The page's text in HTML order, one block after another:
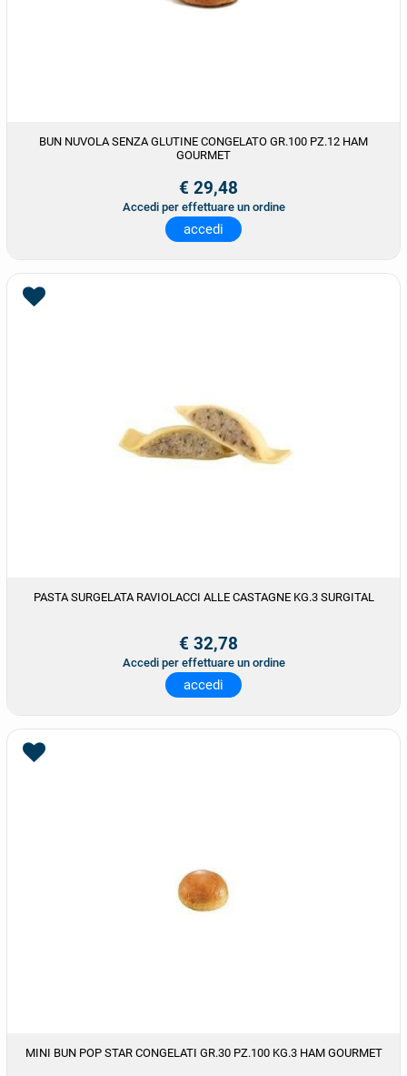
BUN NUVOLA SENZA GLUTINE CONGELATO GR.100 PZ.12 HAM
GOURMET
€ 29,48
Accedi per effettuare un ordine
accedi
PASTA SURGELATA RAVIOLACCI ALLE CASTAGNE KG.3 SURGITAL
€ 32,78
Accedi per effettuare un ordine
accedi
MINI BUN POP STAR CONGELATI GR.30 PZ.100 KG.3 HAM GOURMET